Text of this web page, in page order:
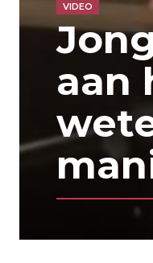
VIDEO
aan